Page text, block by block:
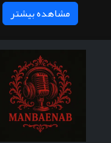
مشاهده بیشتر